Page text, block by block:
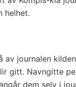
helhet.
av journalen
gitt. Navngitte
dem selv i